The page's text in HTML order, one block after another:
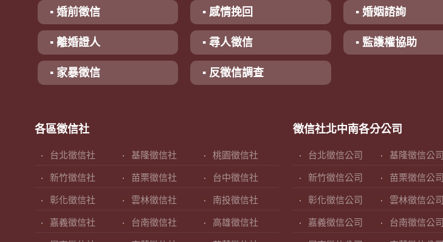
▪ 婚前徵信 ▪ 感情挽回 ▪ 婚姻諮詢
▪ 離婚證人 ▪ 尋人徵信 ▪ 監護權協助
▪ 家暴徵信 ▪ 反徵信調查
各區徵信社
台北徵信社 基隆徵信社 桃園徵信社
新竹徵信社 苗栗徵信社 台中徵信社
彰化徵信社 雲林徵信社 南投徵信社
嘉義徵信社 台南徵信社 高雄徵信社
徵信社北中南各分公司
台北徵信公司 基隆徵信公司
新竹徵信公司 苗栗徵信公司
彰化徵信公司 雲林徵信公司
嘉義徵信公司 台南徵信公司